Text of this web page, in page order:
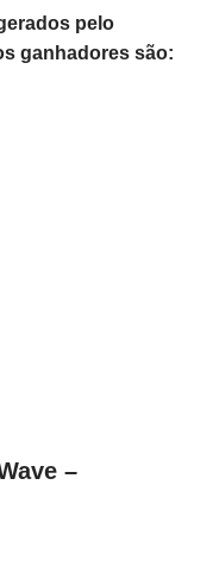
pelo
ganhadores são:
–